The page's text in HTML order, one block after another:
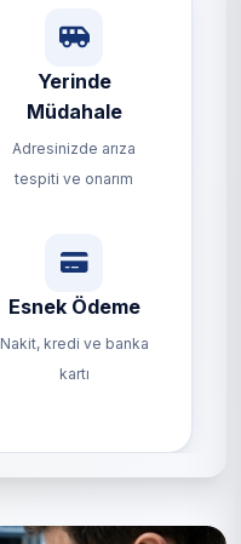
Yerinde
Müdahale
Adresinizde arıza
tespiti ve onarım
Esnek Ödeme
Nakit, kredi ve banka
kartı